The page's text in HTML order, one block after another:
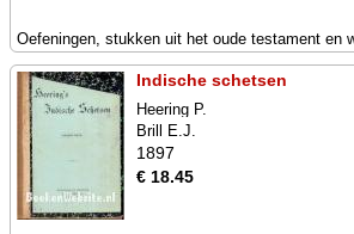
Oefeningen, stukken uit het oude testament en
Indische schetsen
Heering P.
Brill E.J.
1897
€ 18.45